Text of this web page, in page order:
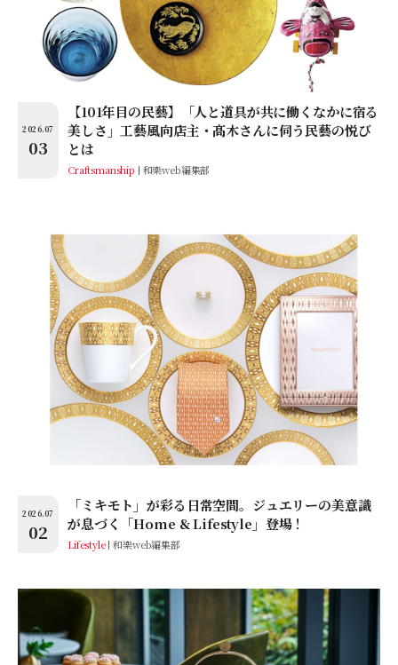
2026.07
03
【101年目の民藝】「人と道具が共に働くなかに宿る
美しさ」工藝風向店主・髙木さんに伺う民藝の悦び
とは
Craftsmanship 和樂web編集部
2026.07
02
「ミキモト」が彩る日常空間。ジュエリーの美意識
が息づく「Home & Lifestyle」登場！
Lifestyle 和樂web編集部